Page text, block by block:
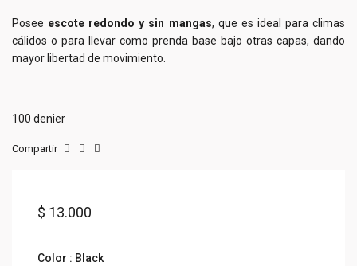
Posee escote redondo y sin mangas, que es ideal para climas
cálidos o para llevar como prenda base bajo otras capas, dando
mayor libertad de movimiento.
100 denier
Compartir
$ 13.000
Color : Black